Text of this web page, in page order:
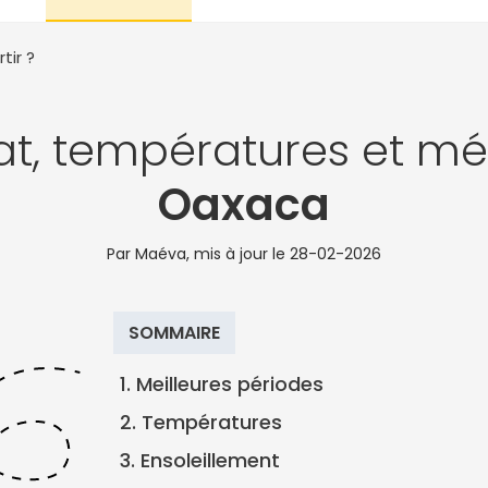
?
températures et
Oaxaca
Par Maéva, mis à jour le 28-02-2026
SOMMAIRE
1. Meilleures périodes
2. Températures
3. Ensoleillement